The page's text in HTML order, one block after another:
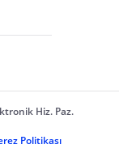
Hiz. Paz.
Politikası